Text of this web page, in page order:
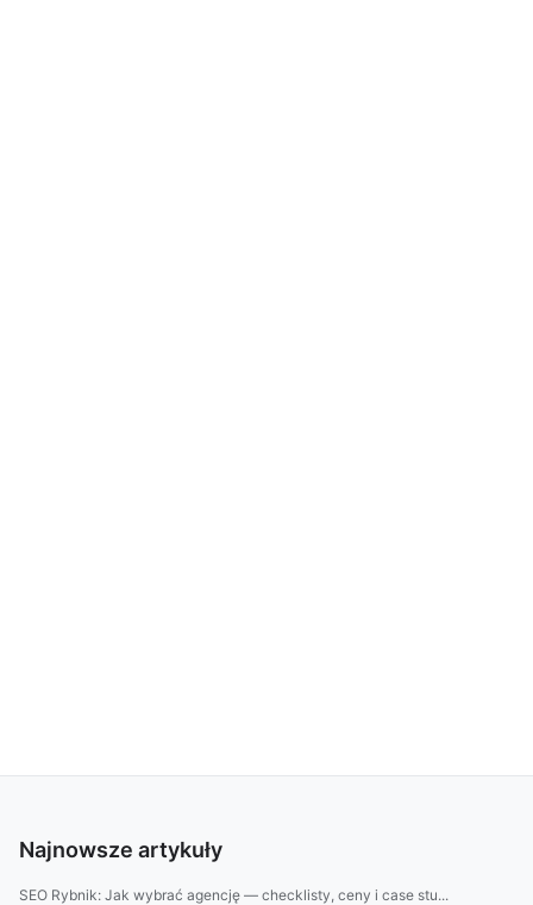
Najnowsze artykuły
SEO Rybnik: Jak wybrać agencję — checklisty, ceny i case stu...